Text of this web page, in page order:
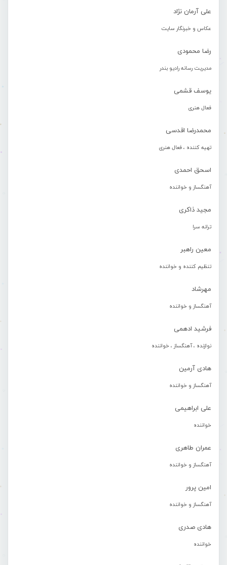
علی آرمان نژاد
عکاس و خبرنگار سایت
رضا محمودی
مدیریت رسانه رادیو بندر
یوسف قشمی
فعال هنری
محمدرضا اقدسی
تهیه کننده ، فعال هنری
اسحق احمدی
آهنگساز و خواننده
مجید ذاکری
ترانه سرا
معین راهبر
تنظیم کننده و خواننده
مهرشاد
آهنگساز و خواننده
فرشید ادهمی
نوازنده ، آهنگساز ، خواننده
هادی آرمین
آهنگساز و خواننده
علی ابراهیمی
خواننده
عمران طاهری
آهنگساز و خواننده
امین پرور
آهنگساز و خواننده
هادی صدری
خواننده